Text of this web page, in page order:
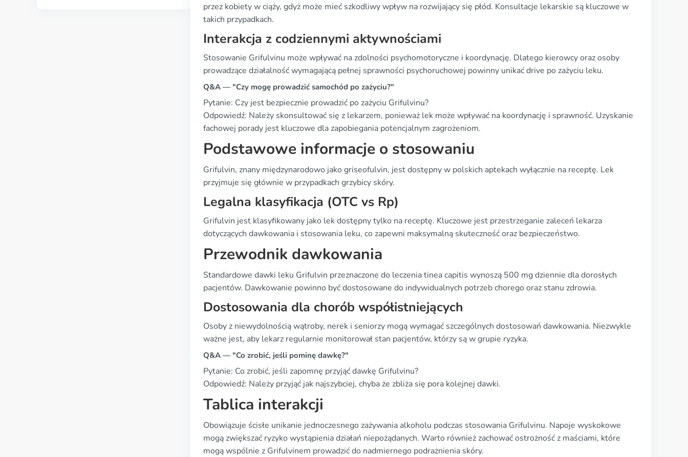
przez kobiety w ciąży, gdyż może mieć szkodliwy wpływ na rozwijający się płód. Konsultacje lekarskie są kluczowe w
takich przypadkach.
Interakcja z codziennymi aktywnościami
Stosowanie Grifulvinu może wpływać na zdolności psychomotoryczne i koordynację. Dlatego kierowcy oraz osoby
prowadzące działalność wymagającą pełnej sprawności psychoruchowej powinny unikać drive po zażyciu leku.
Q&A — "Czy mogę prowadzić samochód po zażyciu?"
Pytanie: Czy jest bezpiecznie prowadzić po zażyciu Grifulvinu?
Odpowiedź: Należy skonsultować się z lekarzem, ponieważ lek może wpływać na koordynację i sprawność. Uzyskanie
fachowej porady jest kluczowe dla zapobiegania potencjalnym zagrożeniom.
Podstawowe informacje o stosowaniu
Grifulvin, znany międzynarodowo jako griseofulvin, jest dostępny w polskich aptekach wyłącznie na receptę. Lek
przyjmuje się głównie w przypadkach grzybicy skóry.
Legalna klasyfikacja (OTC vs Rp)
Grifulvin jest klasyfikowany jako lek dostępny tylko na receptę. Kluczowe jest przestrzeganie zaleceń lekarza
dotyczących dawkowania i stosowania leku, co zapewni maksymalną skuteczność oraz bezpieczeństwo.
Przewodnik dawkowania
Standardowe dawki leku Grifulvin przeznaczone do leczenia tinea capitis wynoszą 500 mg dziennie dla dorosłych
pacjentów. Dawkowanie powinno być dostosowane do indywidualnych potrzeb chorego oraz stanu zdrowia.
Dostosowania dla chorób współistniejących
Osoby z niewydolnością wątroby, nerek i seniorzy mogą wymagać szczególnych dostosowań dawkowania. Niezwykle
ważne jest, aby lekarz regularnie monitorował stan pacjentów, którzy są w grupie ryzyka.
Q&A — "Co zrobić, jeśli pominę dawkę?"
Pytanie: Co zrobić, jeśli zapomnę przyjąć dawkę Grifulvinu?
Odpowiedź: Należy przyjąć jak najszybciej, chyba że zbliża się pora kolejnej dawki.
Tablica interakcji
Obowiązuje ścisłe unikanie jednoczesnego zażywania alkoholu podczas stosowania Grifulvinu. Napoje wyskokowe
mogą zwiększać ryzyko wystąpienia działań niepożądanych. Warto również zachować ostrożność z maściami, które
mogą wspólnie z Grifulvinem prowadzić do nadmiernego podrażnienia skóry.